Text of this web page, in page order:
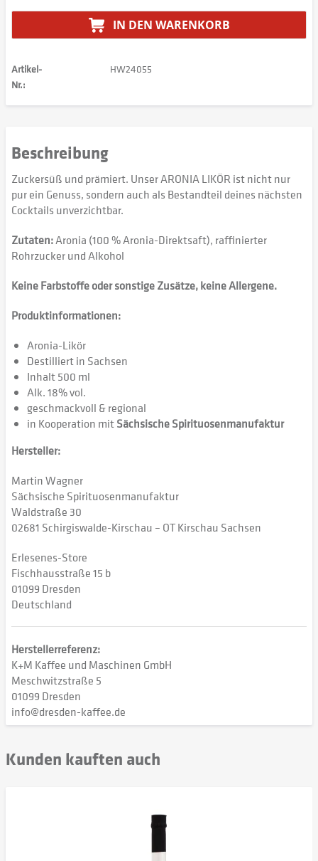
IN DEN WARENKORB
Artikel-
Nr.:
HW24055
Beschreibung
Zuckersüß und prämiert. Unser ARONIA LIKÖR ist nicht nur
pur ein Genuss, sondern auch als Bestandteil deines nächsten
Cocktails unverzichtbar.
Zutaten:Aronia (100 % Aronia-Direktsaft), raffinierter
Rohrzucker und Alkohol
Keine Farbstoffe oder sonstige Zusätze, keine Allergene.
Produktinformationen:
Aronia-Likör
Destilliert in Sachsen
Inhalt 500 ml
Alk. 18% vol.
geschmackvoll & regional
in Kooperation mitSächsische Spirituosenmanufaktur
Hersteller:
Martin Wagner
Sächsische Spirituosenmanufaktur
Waldstraße 30
02681 Schirgiswalde-Kirschau – OT Kirschau Sachsen
Erlesenes-Store
Fischhausstraße 15 b
01099 Dresden
Deutschland
Herstellerreferenz:
K+M Kaffee und Maschinen GmbH
Meschwitzstraße 5
01099 Dresden
info@dresden-kaffee.de
Kunden kauften auch